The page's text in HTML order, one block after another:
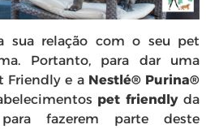
sua relação com o seu pet
Portanto, para dar uma
Friendly e a Nestlé® Purina®
pet friendlyda
fazerem parte deste